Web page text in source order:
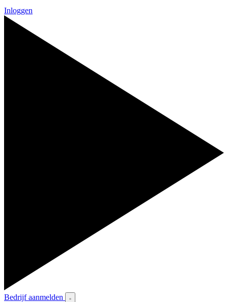
Inloggen
Bedrijf aanmelden